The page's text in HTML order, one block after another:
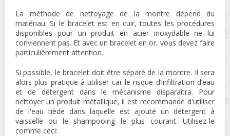
La méthode de nettoyage de la montre dépend du
matériau. Si le bracelet est en cuir, toutes les procédures
disponibles pour un produit en acier inoxydable ne lui
conviennent pas. Et avec un bracelet en or, vous devez faire
particulièrement attention.
Si possible, le bracelet doit être séparé de la montre. Il sera
alors plus pratique à utiliser car le risque d’infiltration d’eau
et de détergent dans le mécanisme disparaîtra. Pour
nettoyer un produit métallique, il est recommandé d'utiliser
de l'eau tiède dans laquelle est ajouté un détergent à
vaisselle ou le shampooing le plus courant. Utilisez-le
comme ceci: